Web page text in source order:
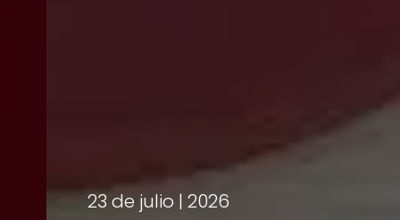
23 de julio | 2026